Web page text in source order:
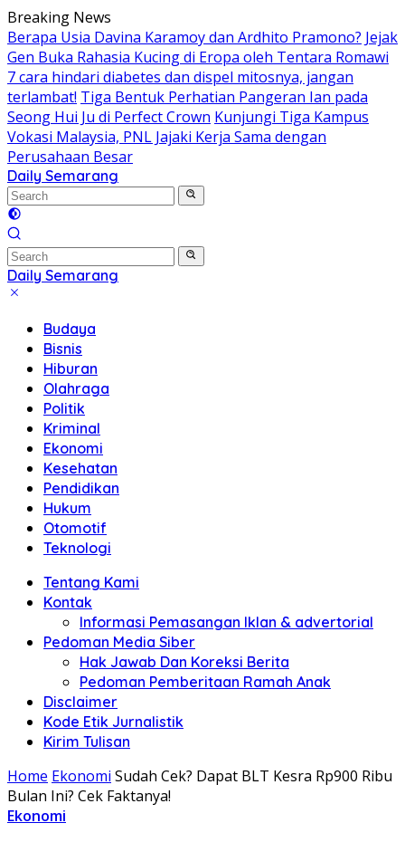
Skip
to
content
Breaking News
Berapa Usia Davina Karamoy dan Ardhito Pramono? Jejak
Gen Buka Rahasia Kucing di Eropa oleh Tentara Romawi
7 cara hindari diabetes dan dispel mitosnya, jangan
terlambat! Tiga Bentuk Perhatian Pangeran Ian pada
Seong Hui Ju di Perfect Crown Kunjungi Tiga Kampus
Vokasi Malaysia, PNL Jajaki Kerja Sama dengan
Perusahaan Besar
Daily Semarang
"Semarang
Hari
Ini:
Informasi
Terkini
untuk
Daily Semarang
"Semarang
Informasi
Terkini
untuk
Anda"
Budaya
Bisnis
Hiburan
Olahraga
Politik
Kriminal
Ekonomi
Kesehatan
Pendidikan
Hukum
Otomotif
Teknologi
Tentang Kami
Kontak
Informasi Pemasangan Iklan & advertorial
Pedoman Media Siber
Hak Jawab Dan Koreksi Berita
Pedoman Pemberitaan Ramah Anak
Disclaimer
Kode Etik Jurnalistik
Kirim Tulisan
Home Ekonomi Sudah Cek? Dapat BLT Kesra Rp900 Ribu
Bulan Ini? Cek Faktanya!
Ekonomi